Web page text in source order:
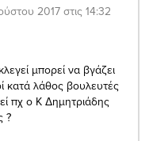
2017 στις 14:32
μπορεί να βγάζει
κατά λάθος βουλευτές
πχ ο Κ Δημητριάδης
?